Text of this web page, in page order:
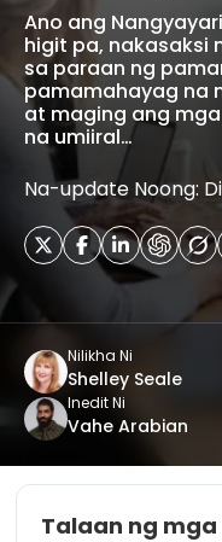
Ano ang
higit pa, nakasaksi
sa paraan ng
pamamahayag na
at maging ang
na umiiral…
Na-update Noong:
Nilikha Ni
Shelley Seale
Inedit Ni
Vahe Arabian
Talaan ng